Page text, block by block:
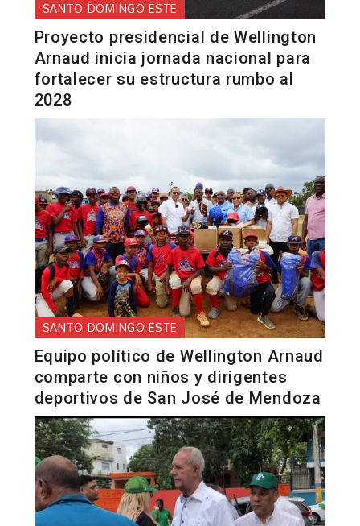
SANTO DOMINGO ESTE
Proyecto presidencial de Wellington
Arnaud inicia jornada nacional para
fortalecer su estructura rumbo al
2028
SANTO DOMINGO ESTE
Equipo político de Wellington Arnaud
comparte con niños y dirigentes
deportivos de San José de Mendoza